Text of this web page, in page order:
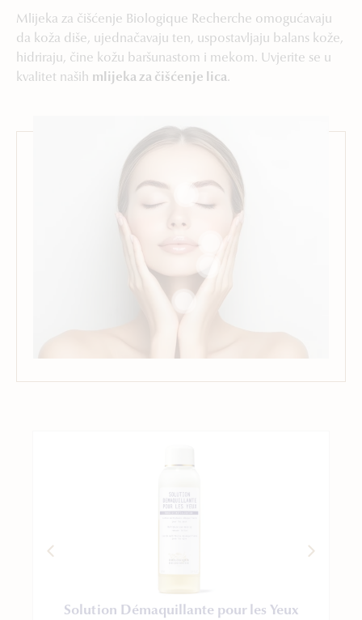
Mlijeka za čišćenje Biologique Recherche omogućavaju
da koža diše, ujednačavaju ten, uspostavljaju balans kože,
hidriraju, čine kožu baršunastom i mekom. Uvjerite se u
kvalitet naših mlijeka za čišćenje lica.
Solution Démaquillante pour les Yeux